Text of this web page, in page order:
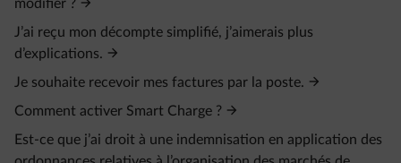
modifier ?
J’ai reçu mon décompte simplifié, j’aimerais plus
d’explications.
Je souhaite recevoir mes factures par la poste.
Comment activer Smart Charge ?
Est-ce que j’ai droit à une indemnisation en application des